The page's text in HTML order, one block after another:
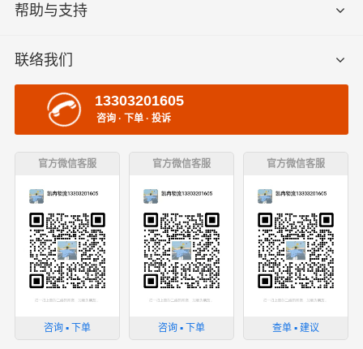
帮助与支持
联络我们
13303201605
咨询 · 下单 · 投诉
官方微信客服
咨询 ▪ 下单
官方微信客服
咨询 ▪ 下单
官方微信客服
查单 ▪ 建议